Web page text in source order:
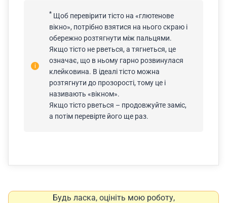
* Щоб перевірити тісто на «глютенове
вікно», потрібно взятися на нього скраю і
обережно розтягнути між пальцями.
Якщо тісто не рветься, а тягнеться, це
означає, що в ньому гарно розвинулася
клейковина. В ідеалі тісто можна
розтягнути до прозорості, тому це і
називають «вікном».
Якщо тісто рветься – продовжуйте заміс,
а потім перевірте його ще раз.
Будь ласка, оцініть мою роботу,